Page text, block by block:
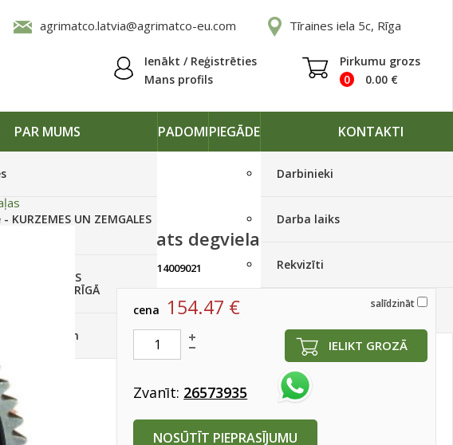
agrimatco.latvia@agrimatco-eu.com Tīraines iela 5c, Rīga
Ienākt / Reģistrēties
Mans profils
Pirkumu grozs
0
0.00 €
PAR MUMS
KURZEMES UN ZEMGALES
- NOLIKTAVAS
VEIKALĀ RĪGĀ
jaunumiem
PADOMIPIEGĀDE KONTAKTI
Darbinieki
Darba laiks
Rekvizīti
Zobrats degvielas sūknim
artikuls:14009021
salīdzināt
cena 154.47 €
IELIKT GROZĀ
Zvanīt: 26573935
NOSŪTĪT PIEPRASĪJUMU